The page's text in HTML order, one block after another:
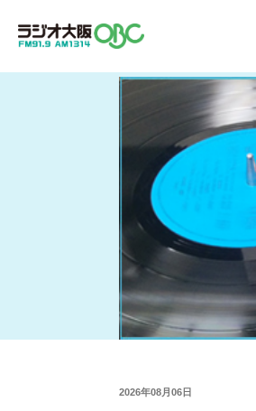
2026年08月06日